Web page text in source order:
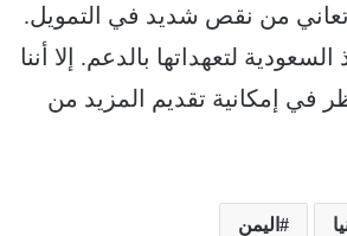
تعاني من نقص شديد في التمويل.
لتعهداتها بالدعم. إلا أننا
في إمكانية تقديم المزيد من
اليمن